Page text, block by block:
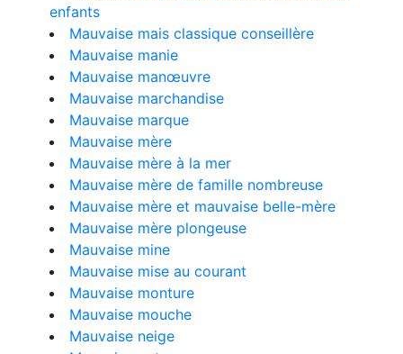
enfants
Mauvaise mais classique conseillère
Mauvaise manie
Mauvaise manœuvre
Mauvaise marchandise
Mauvaise marque
Mauvaise mère
Mauvaise mère à la mer
Mauvaise mère de famille nombreuse
Mauvaise mère et mauvaise belle-mère
Mauvaise mère plongeuse
Mauvaise mine
Mauvaise mise au courant
Mauvaise monture
Mauvaise mouche
Mauvaise neige